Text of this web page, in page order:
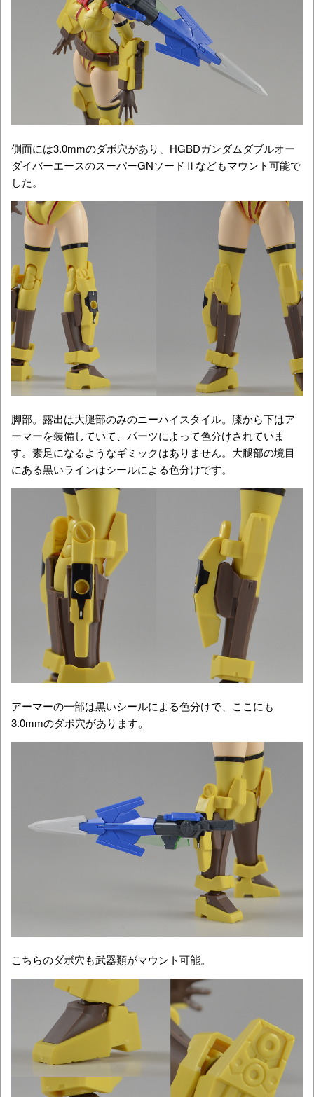
側面には3.0mmのダボ穴があり、HGBDガンダムダブルオー
ダイバーエースのスーパーGNソードⅡなどもマウント可能で
した。
脚部。露出は大腿部のみのニーハイスタイル。膝から下はア
ーマーを装備していて、パーツによって色分けされていま
す。素足になるようなギミックはありません。大腿部の境目
にある黒いラインはシールによる色分けです。
アーマーの一部は黒いシールによる色分けで、ここにも
3.0mmのダボ穴があります。
こちらのダボ穴も武器類がマウント可能。